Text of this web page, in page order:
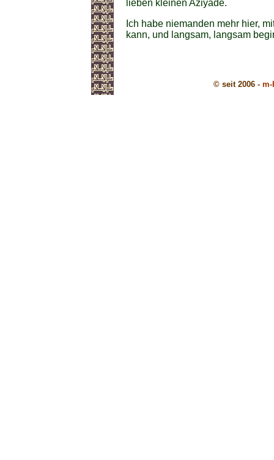
lieben kleinen Aziyadé.
Ich habe niemanden mehr hier,
kann, und langsam, langsam
© seit 2006 - m-